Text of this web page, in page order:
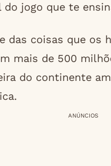
jogo que te
das coisas que os
mais de 500
do continente
ANÚNCIOS